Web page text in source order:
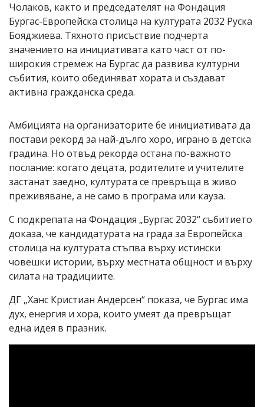
Чолаков, както и председателят на Фондация
Бургас-Европейска столица на културата 2032 Руска
Бояджиева. Тяхното присъствие подчерта
значението на инициативата като част от по-
широкия стремеж на Бургас да развива културни
събития, които обединяват хората и създават
активна гражданска среда.
Амбицията на организаторите бе инициативата да
постави рекорд за най-дълго хоро, играно в детска
градина. Но отвъд рекорда остана по-важното
послание: когато децата, родителите и учителите
застанат заедно, културата се превръща в живо
преживяване, а не само в програма или кауза.
С подкрепата на Фондация „Бургас 2032“ събитието
доказа, че кандидатурата на града за Европейска
столица на културата стъпва върху истински
човешки истории, върху местната общност и върху
силата на традициите.
ДГ „Ханс Кристиан Андерсен“ показа, че Бургас има
дух, енергия и хора, които умеят да превръщат
една идея в празник.